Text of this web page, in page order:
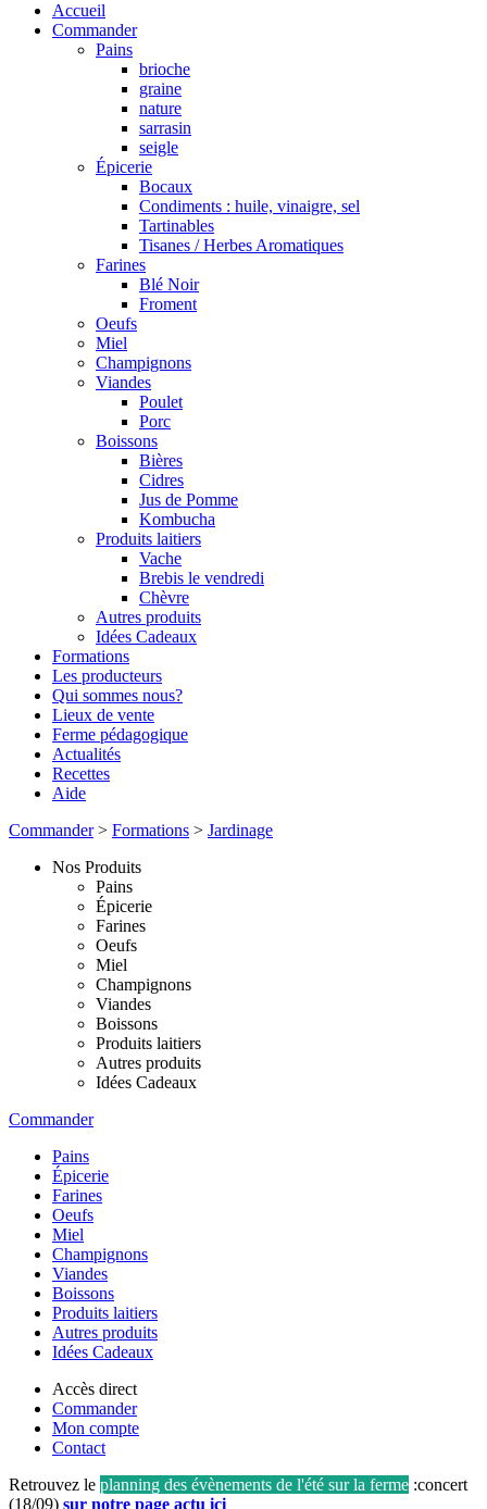
Accueil
Commander
Pains
brioche
graine
nature
sarrasin
seigle
Épicerie
Bocaux
Condiments : huile, vinaigre, sel
Tartinables
Tisanes / Herbes Aromatiques
Farines
Blé Noir
Froment
Oeufs
Miel
Champignons
Viandes
Poulet
Porc
Boissons
Bières
Cidres
Jus de Pomme
Kombucha
Produits laitiers
Vache
Brebis le vendredi
Chèvre
Autres produits
Idées Cadeaux
Formations
Les producteurs
Qui sommes nous?
Lieux de vente
Ferme pédagogique
Actualités
Recettes
Aide
Commander> Formations > Jardinage
Nos Produits
Pains
Épicerie
Farines
Oeufs
Miel
Champignons
Viandes
Boissons
Produits laitiers
Autres produits
Idées Cadeaux
Commander
Pains
Épicerie
Farines
Oeufs
Miel
Champignons
Viandes
Boissons
Produits laitiers
Autres produits
Idées Cadeaux
Accès direct
Commander
Mon compte
Contact
Retrouvez le planning des évènements de l'été sur la ferme :concert
(18/09) sur notre page actu ici